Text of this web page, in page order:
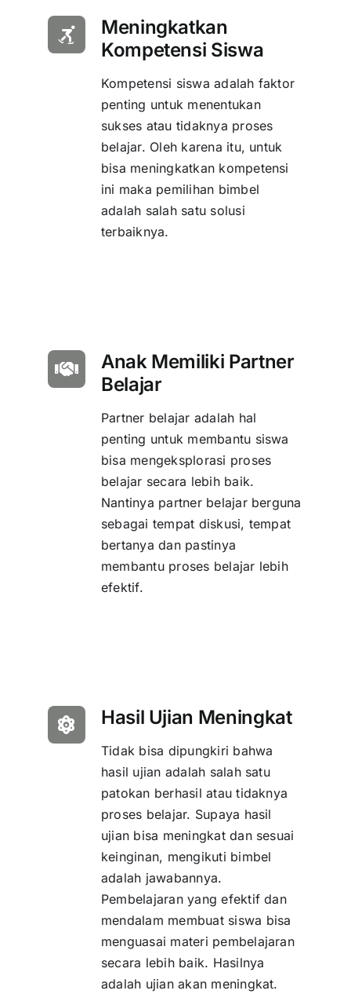
Meningkatkan
Kompetensi Siswa
Kompetensi siswa adalah faktor
penting untuk menentukan
sukses atau tidaknya proses
belajar. Oleh karena itu, untuk
bisa meningkatkan kompetensi
ini maka pemilihan bimbel
adalah salah satu solusi
terbaiknya.
Anak Memiliki Partner
Belajar
Partner belajar adalah hal
penting untuk membantu siswa
bisa mengeksplorasi proses
belajar secara lebih baik.
Nantinya partner belajar berguna
sebagai tempat diskusi, tempat
bertanya dan pastinya
membantu proses belajar lebih
efektif.
Hasil Ujian Meningkat
Tidak bisa dipungkiri bahwa
hasil ujian adalah salah satu
patokan berhasil atau tidaknya
proses belajar. Supaya hasil
ujian bisa meningkat dan sesuai
keinginan, mengikuti bimbel
adalah jawabannya.
Pembelajaran yang efektif dan
mendalam membuat siswa bisa
menguasai materi pembelajaran
secara lebih baik. Hasilnya
adalah ujian akan meningkat.